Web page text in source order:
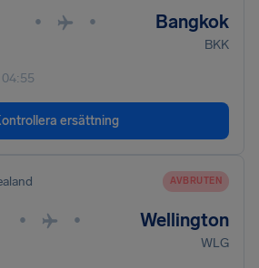
• • Bangkok
BKK
04:55
ersättning
AVBRUTEN
• • Wellington
WLG